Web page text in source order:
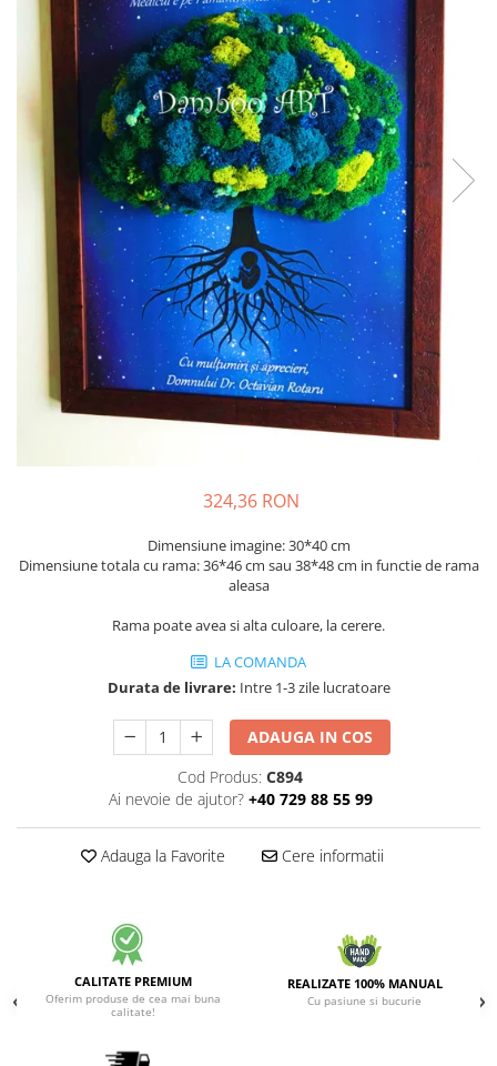
324,36 RON
Dimensiune imagine: 30*40 cm
Dimensiune totala cu rama: 36*46 cm sau 38*48 cm in functie de rama
aleasa
Rama poate avea si alta culoare, la cerere.
LA COMANDA
Durata de livrare: Intre 1-3 zile lucratoare
ADAUGA IN COS
Cod Produs: C894
Ai nevoie de ajutor? +40 729 88 55 99
Adauga la Favorite Cere informatii
CALITATE PREMIUM
Oferim produse de cea mai buna
calitate!
REALIZATE 100% MANUAL
Cu pasiune si bucurie